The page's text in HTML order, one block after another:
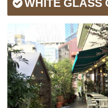
WHITE GLASS